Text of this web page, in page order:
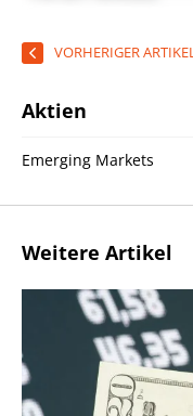
VORHERIGER ARTIKEL
Aktien
Emerging Markets
Weitere Artikel